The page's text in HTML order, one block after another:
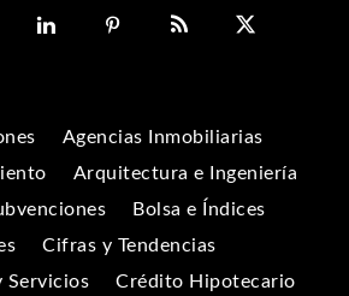
Agencias Inmobiliarias
Arquitectura e Ingeniería
Bolsa e Índices
Cifras y Tendencias
Servicios
Crédito Hipotecario